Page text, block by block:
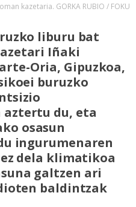
kazetaria. GORKA RUBIO / FOKU
liburu bat
Iñaki
Oria, Gipuzkoa,
buruzko
du, eta
osasun
ingurumenaren
dela klimatikoa
galtzen ari
baldintzak